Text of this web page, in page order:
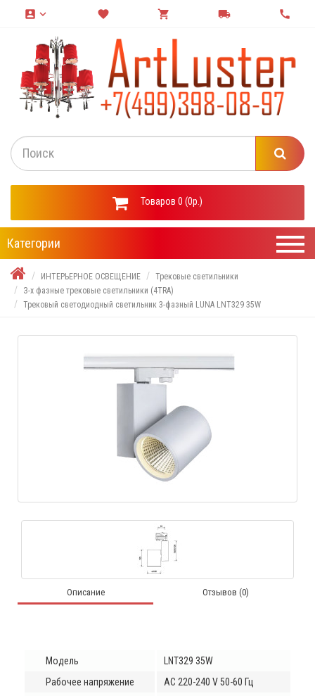
account_box keyboard_arrow_down favorite shopping_cart local_shipping call
Товаров 0 (0р.)
Категории
ИНТЕРЬЕРНОЕ ОСВЕЩЕНИЕ
Трековые светильники
З-х фазные трековые светильники (4TRA)
Трековый светодиодный светильник 3-фазный LUNA LNT329 35W
Описание Отзывов (0)
Модель
LNT329 35W
Рабочее напряжение
AC 220-240 V 50-60 Гц